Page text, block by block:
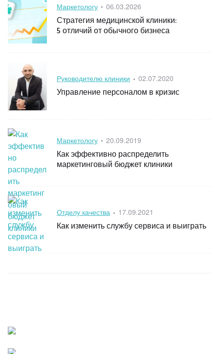
Category
Маркетологу
Posted
06.03.2026
Стратегия медицинской клиники:
5 отличий от обычного бизнеса
Category
Руководителю клиники
Posted
on
02.07.2020
Управление персоналом в кризис
Category
Маркетологу
Posted
20.09.2019
Как эффективно распределить
маркетинговый бюджет клиники
Category
Отделу качества
Posted
on
17.09.2021
Как изменить службу сервиса и выиграть